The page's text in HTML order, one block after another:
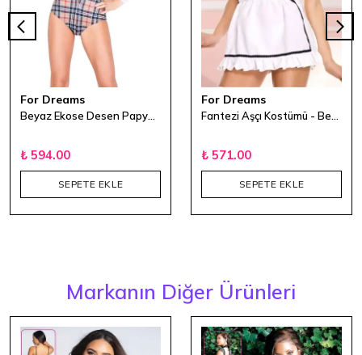
For Dreams
₺ 594.00
SEPETE EKLE
For Dreams
₺ 571.00
SEPETE EKLE
Markanın Diğer Ürünleri